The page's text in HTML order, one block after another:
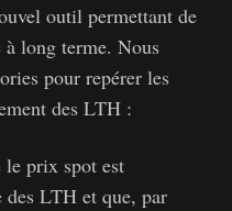
outil permettant de
long terme. Nous
pour repérer les
des LTH :
prix spot est
LTH et que, par